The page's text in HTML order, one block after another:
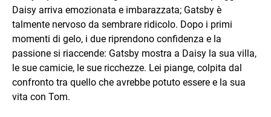
Daisy arriva emozionata e imbarazzata; Gatsby è
talmente nervoso da sembrare ridicolo. Dopo i primi
momenti di gelo, i due riprendono confidenza e la
passione si riaccende: Gatsby mostra a Daisy la sua villa,
le sue camicie, le sue ricchezze. Lei piange, colpita dal
confronto tra quello che avrebbe potuto essere e la sua
vita con Tom.